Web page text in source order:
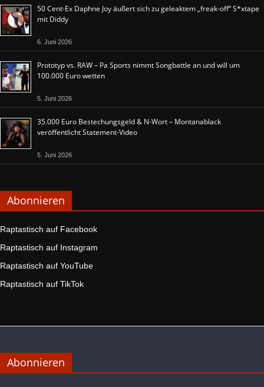
50 Cent-Ex Daphne Joy äußert sich zu geleaktem „freak-off“ S*xtape
mit Diddy
6. Juni 2026
Prototyp vs. RAW – Pa Sports nimmt Songbattle an und will um
100.000 Euro wetten
5. Juni 2026
35.000 Euro Bestechungsgeld & N-Wort – Montanablack
veröffentlicht Statement-Video
5. Juni 2026
Abonnieren
Raptastisch auf Facebook
Raptastisch auf Instagram
Raptastisch auf YouTube
Raptastisch auf TikTok
Abonnieren